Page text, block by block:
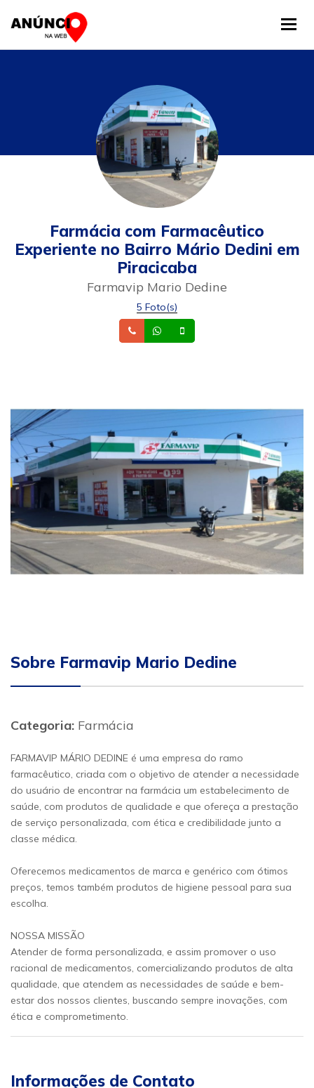
Farmácia com Farmacêutico
Experiente no Bairro Mário Dedini em
Piracicaba
Farmavip Mario Dedine
5 Foto(s)
TelefoneWhatsapp
Sobre Farmavip Mario Dedine
Categoria: Farmácia
FARMAVIP MÁRIO DEDINE é uma empresa do ramo
farmacêutico, criada com o objetivo de atender a necessidade
do usuário de encontrar na farmácia um estabelecimento de
saúde, com produtos de qualidade e que ofereça a prestação
de serviço personalizada, com ética e credibilidade junto a
classe médica.
Oferecemos medicamentos de marca e genérico com ótimos
preços, temos também produtos de higiene pessoal para sua
escolha.
NOSSA MISSÃO
Atender de forma personalizada, e assim promover o uso
racional de medicamentos, comercializando produtos de alta
qualidade, que atendem as necessidades de saúde e bem-
estar dos nossos clientes, buscando sempre inovações, com
ética e comprometimento.
Informações de Contato